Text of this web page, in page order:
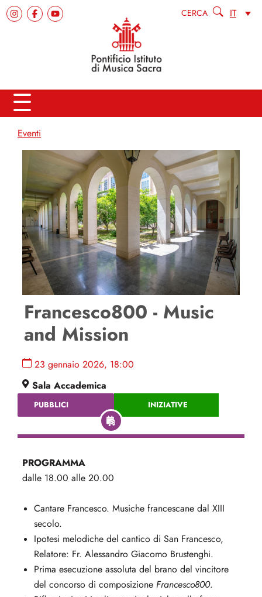
CERCA IT
Eventi
Francesco800 - Music
and Mission
23 gennaio 2026, 18:00
Sala Accademica
PUBBLICI INIZIATIVE
PROGRAMMA
dalle 18.00 alle 20.00
Cantare Francesco. Musiche francescane dal XIII
secolo.
Ipotesi melodiche del cantico di San Francesco,
Relatore: Fr. Alessandro Giacomo Brustenghi.
Prima esecuzione assoluta del brano del vincitore
del concorso di composizione Francesco800.